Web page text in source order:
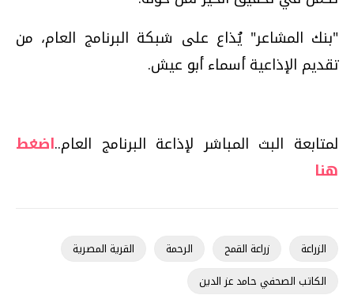
"بنك المشاعر" يُذاع على شبكة البرنامج العام، من
تقديم الإذاعية أسماء أبو عيش.
لمتابعة البث المباشر لإذاعة البرنامج العام..اضغط
هنا
الزراعة زراعة القمح الرحمة
القرية المصرية
الكاتب الصحفي حامد عز الدين